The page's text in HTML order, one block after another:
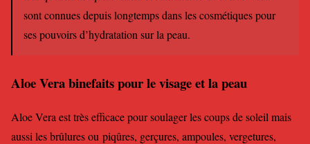
sont connues depuis longtemps dans les cosmétiques pour
ses pouvoirs d’hydratation sur la peau.
Aloe Vera binefaits pour le visage et la peau
Aloe Vera est très efficace pour soulager les coups de soleil mais
aussi les brûlures ou piqûres, gerçures, ampoules, vergetures,